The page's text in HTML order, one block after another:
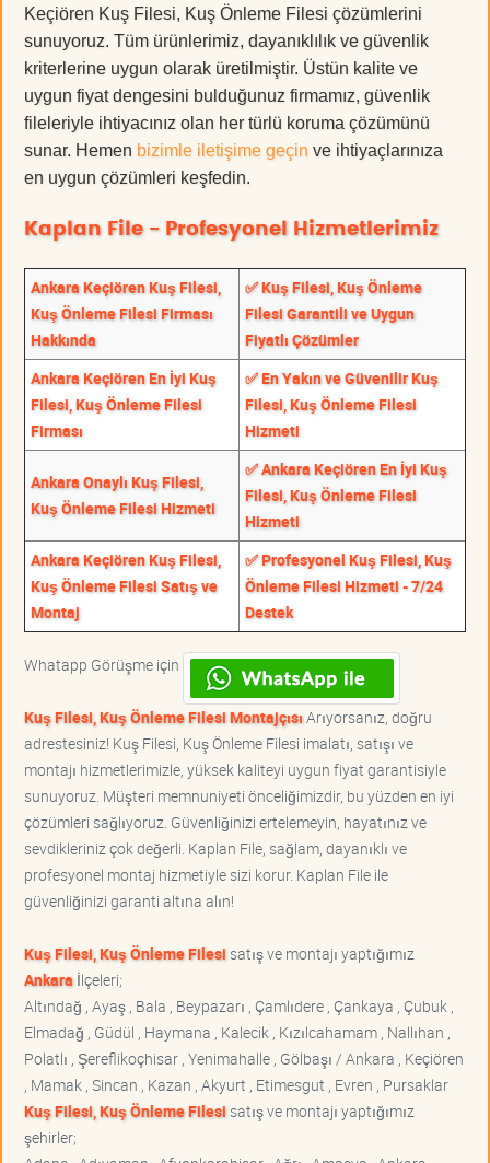
Keçiören Kuş Filesi, Kuş Önleme Filesi çözümlerini
sunuyoruz. Tüm ürünlerimiz, dayanıklılık ve güvenlik
kriterlerine uygun olarak üretilmiştir. Üstün kalite ve
uygun fiyat dengesini bulduğunuz firmamız, güvenlik
fileleriyle ihtiyacınız olan her türlü koruma çözümünü
sunar. Hemen bizimle iletişime geçin ve ihtiyaçlarınıza
en uygun çözümleri keşfedin.
Kaplan File - Profesyonel Hizmetlerimiz
Ankara Keçiören Kuş Filesi,
Kuş Önleme Filesi Firması
Hakkında
✅ Kuş Filesi, Kuş Önleme
Filesi Garantili ve Uygun
Fiyatlı Çözümler
Ankara Keçiören En İyi Kuş
Filesi, Kuş Önleme Filesi
Firması
✅ En Yakın ve Güvenilir Kuş
Filesi, Kuş Önleme Filesi
Hizmeti
Ankara Onaylı Kuş Filesi,
Kuş Önleme Filesi Hizmeti
✅ Ankara Keçiören En İyi Kuş
Filesi, Kuş Önleme Filesi
Hizmeti
Ankara Keçiören Kuş Filesi,
Kuş Önleme Filesi Satış ve
Montaj
✅ Profesyonel Kuş Filesi, Kuş
Önleme Filesi Hizmeti - 7/24
Destek
Whatapp Görüşme için
Kuş Filesi, Kuş Önleme Filesi MontajçısıArıyorsanız, doğru
adrestesiniz! Kuş Filesi, Kuş Önleme Filesi imalatı, satışı ve
montajı hizmetlerimizle, yüksek kaliteyi uygun fiyat garantisiyle
sunuyoruz. Müşteri memnuniyeti önceliğimizdir, bu yüzden en iyi
çözümleri sağlıyoruz. Güvenliğinizi ertelemeyin, hayatınız ve
sevdikleriniz çok değerli. Kaplan File, sağlam, dayanıklı ve
profesyonel montaj hizmetiyle sizi korur. Kaplan File ile
güvenliğinizi garanti altına alın!
Kuş Filesi, Kuş Önleme Filesisatış ve montajı yaptığımız
Ankara İlçeleri;
Altındağ , Ayaş , Bala , Beypazarı , Çamlıdere , Çankaya , Çubuk ,
Elmadağ , Güdül , Haymana , Kalecik , Kızılcahamam , Nallıhan ,
Polatlı , Şereflikoçhisar , Yenimahalle , Gölbaşı / Ankara , Keçiören
, Mamak , Sincan , Kazan , Akyurt , Etimesgut , Evren , Pursaklar
Kuş Filesi, Kuş Önleme Filesisatış ve montajı yaptığımız
şehirler;